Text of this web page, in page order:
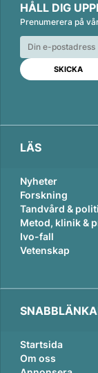
n
k
e
d
n
c
e
b
o
o
k
a
i
l
HÅLL DIG
Prenumerera på
LÄS
Nyheter
Forskning
Tandvård &
Metod, klinik &
Ivo-fall
Vetenskap
Startsida
Om oss